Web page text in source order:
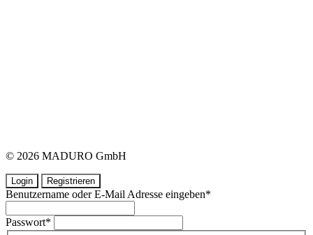
© 2026 MADURO GmbH
Login Registrieren
Benutzername oder E-Mail Adresse eingeben*
Passwort*